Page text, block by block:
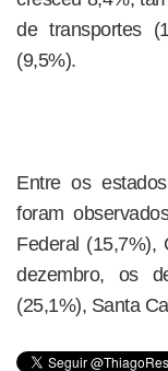
de transportes
(9,5%).
Entre os
foram
Federal (15,7%),
dezembro, os
(25,1%), Santa